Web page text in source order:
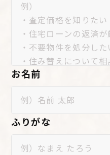
お名前
ふりがな